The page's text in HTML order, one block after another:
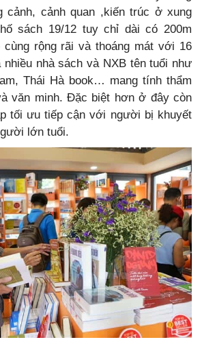
cảnh, cảnh quan ,kiến trúc ở xung
sách 19/12 tuy chỉ dài có 200m
rộng rãi và thoáng mát với 16
nhiều nhà sách và NXB tên tuổi như
Thái Hà book… mang tính thẩm
văn minh. Đặc biệt hơn ở đây còn
tối ưu tiếp cận với người bị khuyết
lớn tuổi.